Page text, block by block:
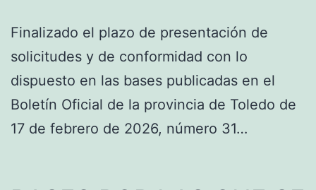
Finalizado el plazo de presentación de
solicitudes y de conformidad con lo
dispuesto en las bases publicadas en el
Boletín Oficial de la provincia de Toledo de
17 de febrero de 2026, número 31…